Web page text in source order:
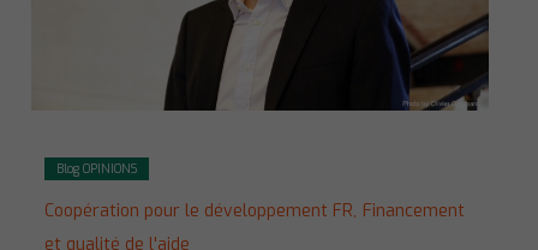
Blog OPINIONS
Coopération pour le développement FR, Financement
et qualité de l'aide